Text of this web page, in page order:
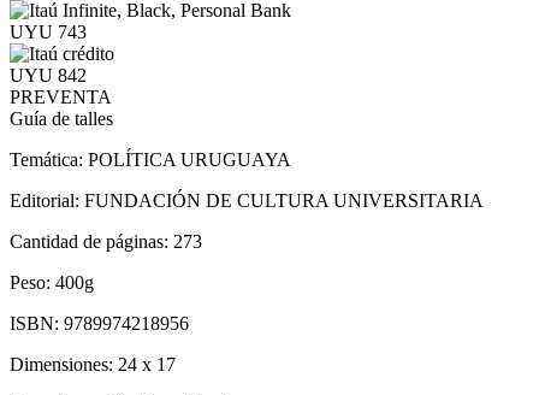
UYU 743
UYU 842
PREVENTA
Guía de talles
Temática: POLÍTICA URUGUAYA
Editorial: FUNDACIÓN DE CULTURA UNIVERSITARIA
Cantidad de páginas: 273
Peso: 400g
ISBN: 9789974218956
Dimensiones: 24 x 17